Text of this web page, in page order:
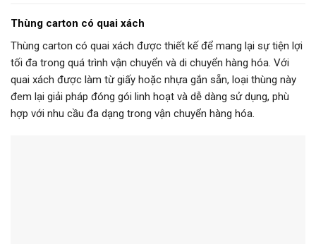
Thùng carton có quai xách
Thùng carton có quai xách được thiết kế để mang lại sự tiện lợi
tối đa trong quá trình vận chuyển và di chuyển hàng hóa. Với
quai xách được làm từ giấy hoặc nhựa gắn sẵn, loại thùng này
đem lại giải pháp đóng gói linh hoạt và dễ dàng sử dụng, phù
hợp với nhu cầu đa dạng trong vận chuyển hàng hóa.